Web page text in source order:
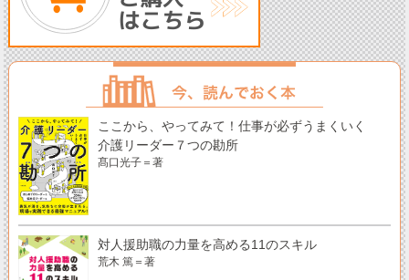
ここから、やってみて！仕事が必ずうまくいく
介護リーダー７つの勘所
髙口光子＝著
対人援助職の力量を高める11のスキル
荒木 篤＝著